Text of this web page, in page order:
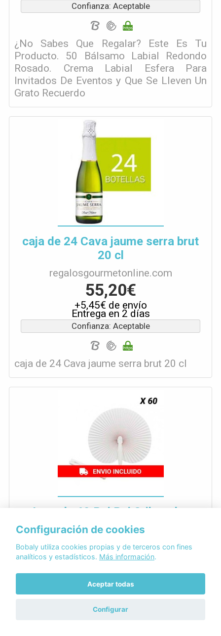
Confianza: Aceptable
¿No Sabes Que Regalar? Este Es Tu
Producto. 50 Bálsamo Labial Redondo
Rosado. Crema Labial Esfera Para
Invitados De Eventos y Que Se Lleven Un
Grato Recuerdo
caja de 24 Cava jaume serra brut
20 cl
regalosgourmetonline.com
55,20€
+5,45€ de envío
Entrega en 2 días
Confianza: Aceptable
caja de 24 Cava jaume serra brut 20 cl
Lote de 60 Pai Pai Stilo color
blanco
regalosgourmetonline.com
21,90€
+3,65€ de envío
Entrega en 2 días
Confianza: Aceptable
Configuración de cookies
Bobaly utiliza cookies propias y de terceros con fines
analíticos y estadísticos. Más información.
Aceptar todas
Configurar